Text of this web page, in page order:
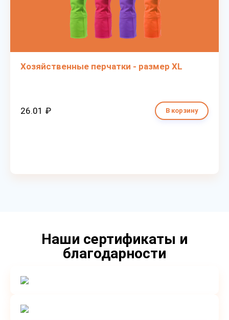
Хозяйственные перчатки - размер XL
26.01 ₽ В корзину
Наши сертификаты и
благодарности